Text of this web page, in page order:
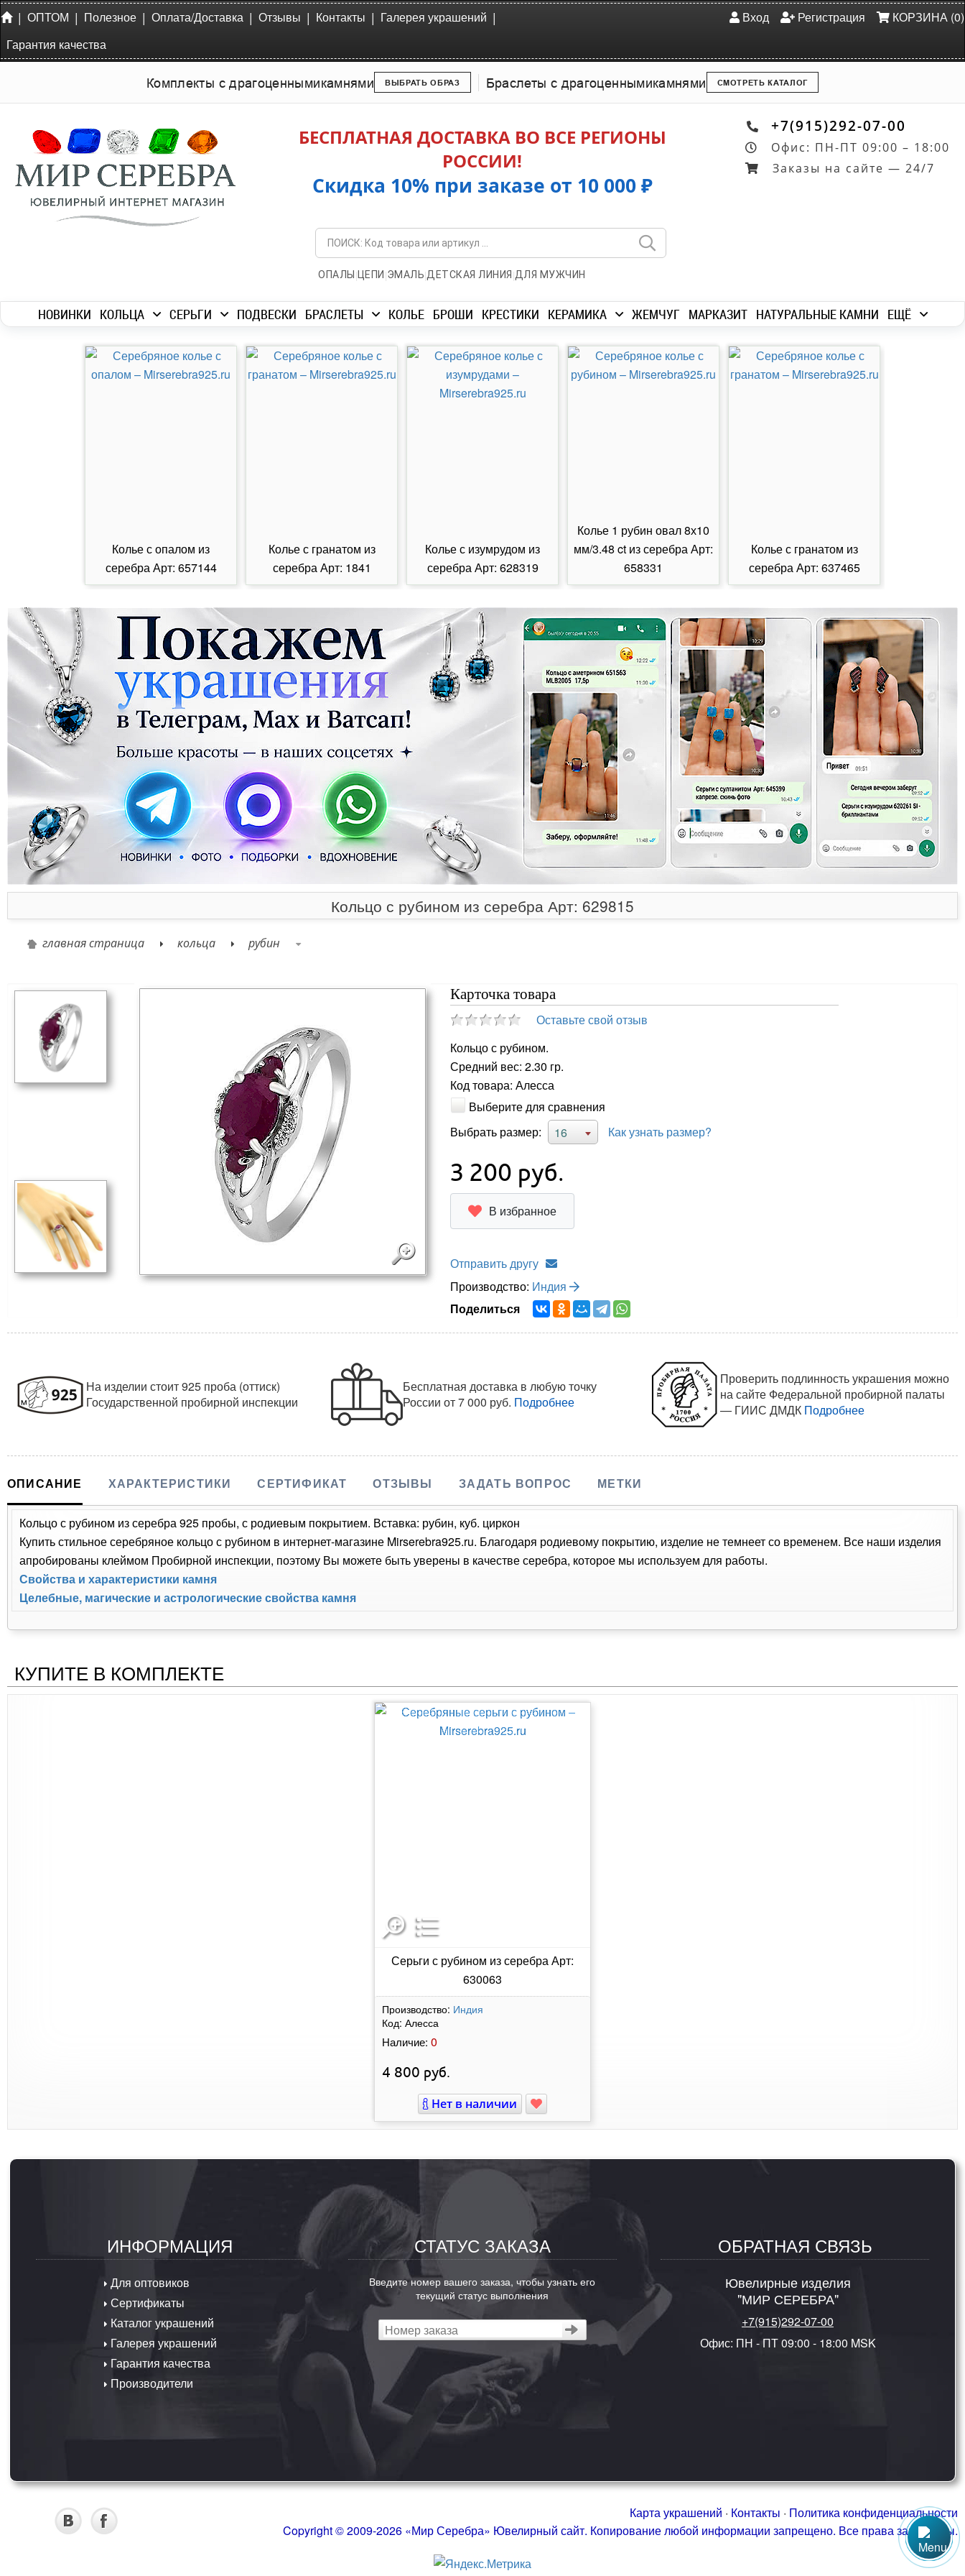
| ОПТОМ | Полезное | Оплата/Доставка | Отзывы | Контакты | Галерея украшений |
Гарантия качества
Вход Регистрация КОРЗИНА (0)
Комплекты с драгоценнымикамнями ВЫБРАТЬ ОБРАЗ Браслеты с драгоценнымикамнями СМОТРЕТЬ КАТАЛОГ
БЕСПЛАТНАЯ ДОСТАВКА ВО ВСЕ РЕГИОНЫ
РОССИИ!
Скидка 10% при заказе от 10 000 ₽
ОПАЛЫ | ЦЕПИ |ЭМАЛЬ|ДЕТСКАЯ ЛИНИЯ |ДЛЯ МУЖЧИН
+7(915)292-07-00
Офис: ПН-ПТ 09:00 – 18:00
Заказы на сайте — 24/7
НОВИНКИ КОЛЬЦА СЕРЬГИ ПОДВЕСКИ БРАСЛЕТЫ КОЛЬЕ БРОШИ КРЕСТИКИ КЕРАМИКА ЖЕМЧУГ МАРКАЗИТ НАТУРАЛЬНЫЕ КАМНИ ЕЩЁ
Колье с опалом из
серебра Арт: 657144
Колье с гранатом из
серебра Арт: 1841
Колье с изумрудом из
серебра Арт: 628319
Колье 1 рубин овал 8х10
мм/3.48 ct из серебра Арт:
658331
Колье с гранатом из
серебра Арт: 637465
Кольцо с рубином из серебра Арт: 629815
главная страница кольца рубин
Карточка товара
Оставьте свой отзыв
Кольцо с рубином.
Средний вес: 2.30 гр.
Код товара: Алесса
Выберите для сравнения
Выбрать размер:
16 Как узнать размер?
3 200 руб.
В избранное
Отправить другу
Производство: Индия
Поделиться
На изделии стоит 925 проба (оттиск)
Государственной пробирной инспекции
Бесплатная доставка в любую точку
Россииот 7 000 руб. Подробнее
Проверить подлинность украшения можно
на сайте Федеральной пробирной палаты
— ГИИС ДМДК Подробнее
ОПИСАНИЕ ХАРАКТЕРИСТИКИ СЕРТИФИКАТ ОТЗЫВЫ ЗАДАТЬ ВОПРОС МЕТКИ
Кольцо с рубином из серебра 925 пробы, с родиевым покрытием. Вставка: рубин, куб. циркон
Купить стильное серебряное кольцо с рубином в интернет-магазине Mirserebra925.ru. Благодаря родиевому покрытию, изделие не темнеет со временем. Все наши изделия
апробированы клеймом Пробирной инспекции, поэтому Вы можете быть уверены в качестве серебра, которое мы используем для работы.
Свойства и характеристики камня
Целебные, магические и астрологические свойства камня
КУПИТЕ В КОМПЛЕКТЕ
Серьги с рубином из серебра Арт:
630063
Производство: Индия
Код: Алесса
Наличие: 0
4 800 руб.
Нет в наличии
ИНФОРМАЦИЯ
Для оптовиков
Сертификаты
Каталог украшений
Галерея украшений
Гарантия качества
Производители
СТАТУС ЗАКАЗА
Введите номер вашего заказа, чтобы узнать его
текущий статус выполнения
ОБРАТНАЯ СВЯЗЬ
Ювелирные изделия
"МИР СЕРЕБРА"
+7(915)292-07-00
Офис: ПН - ПТ 09:00 - 18:00 MSK
Карта украшений · Контакты · Политика конфиденциальности
Copyright © 2009-2026 «Мир Серебра» Ювелирный сайт. Копирование любой информации запрещено. Все права защищены.